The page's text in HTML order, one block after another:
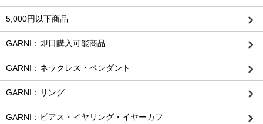
5,000円以下商品
GARNI：即日購入可能商品
GARNI：ネックレス・ペンダント
GARNI：リング
GARNI：ピアス・イヤリング・イヤーカフ